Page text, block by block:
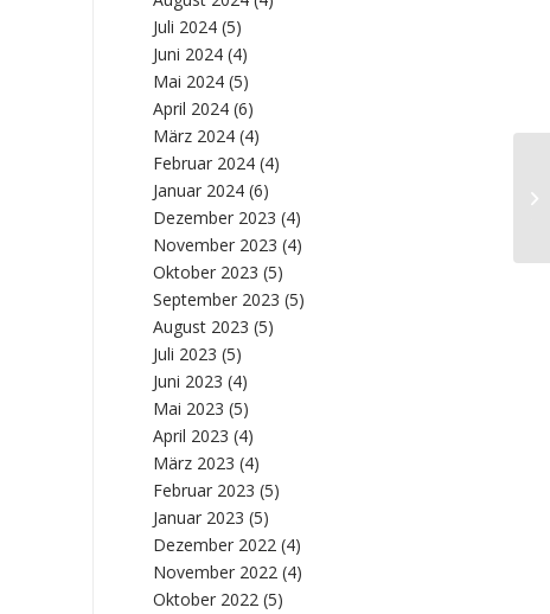
Juli 2024 (5)
Juni 2024 (4)
Mai 2024 (5)
April 2024 (6)
März 2024 (4)
Februar 2024 (4)
Januar 2024 (6)
Dezember 2023 (4)
November 2023 (4)
Oktober 2023 (5)
September 2023 (5)
August 2023 (5)
Juli 2023 (5)
Juni 2023 (4)
Mai 2023 (5)
April 2023 (4)
März 2023 (4)
Februar 2023 (5)
Januar 2023 (5)
Dezember 2022 (4)
November 2022 (4)
Oktober 2022 (5)